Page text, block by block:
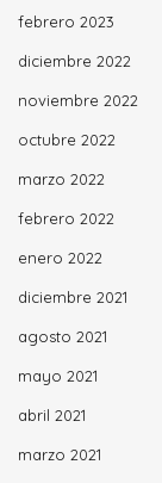
febrero 2023
diciembre 2022
noviembre 2022
octubre 2022
marzo 2022
febrero 2022
enero 2022
diciembre 2021
agosto 2021
mayo 2021
abril 2021
marzo 2021